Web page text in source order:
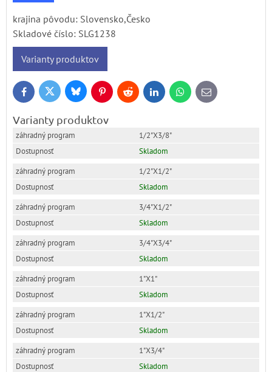
krajina pôvodu: Slovensko,Česko
Skladové číslo: SLG1238
Varianty produktov
FacebookTwitter BlueskyPinterestReddit LinkedInWhatsApp
E-
mail
Varianty produktov
1/2"X3/8"
Skladom
1/2"X1/2"
Skladom
3/4"X1/2"
Skladom
3/4"X3/4"
Skladom
1"X1"
Skladom
1"X1/2"
Skladom
1"X3/4"
Skladom